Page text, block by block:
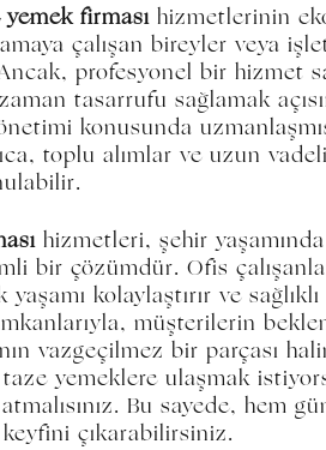
firması hizmetlerinin
çalışan bireyler veya
profesyonel bir hizmet
tasarrufu sağlamak
konusunda
toplu alımlar ve uzun
hizmetleri, şehir
bir çözümdür. Ofis
kolaylaştırır ve
müşterilerin
vazgeçilmez bir parçası
yemeklere ulaşmak
Bu sayede, hem
çıkarabilirsiniz.